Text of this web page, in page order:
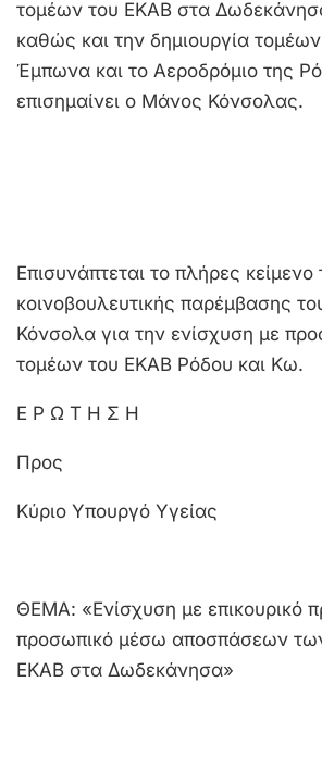
τομέων του ΕΚΑΒ στα
καθώς και την δημιουργία
Έμπωνα και το Αεροδρόμιο της
επισημαίνει ο Μάνος Κόνσολας.
Επισυνάπτεται το πλήρες κείμενο
κοινοβουλευτικής παρέμβασης
Κόνσολα για την ενίσχυση με
τομέων του ΕΚΑΒ Ρόδου και Κω.
Ε Ρ Ω Τ Η Σ Η
Προς
Κύριο Υπουργό Υγείας
ΘΕΜΑ: «Ενίσχυση με επικουρικό
προσωπικό μέσω αποσπάσεων
ΕΚΑΒ στα Δωδεκάνησα»